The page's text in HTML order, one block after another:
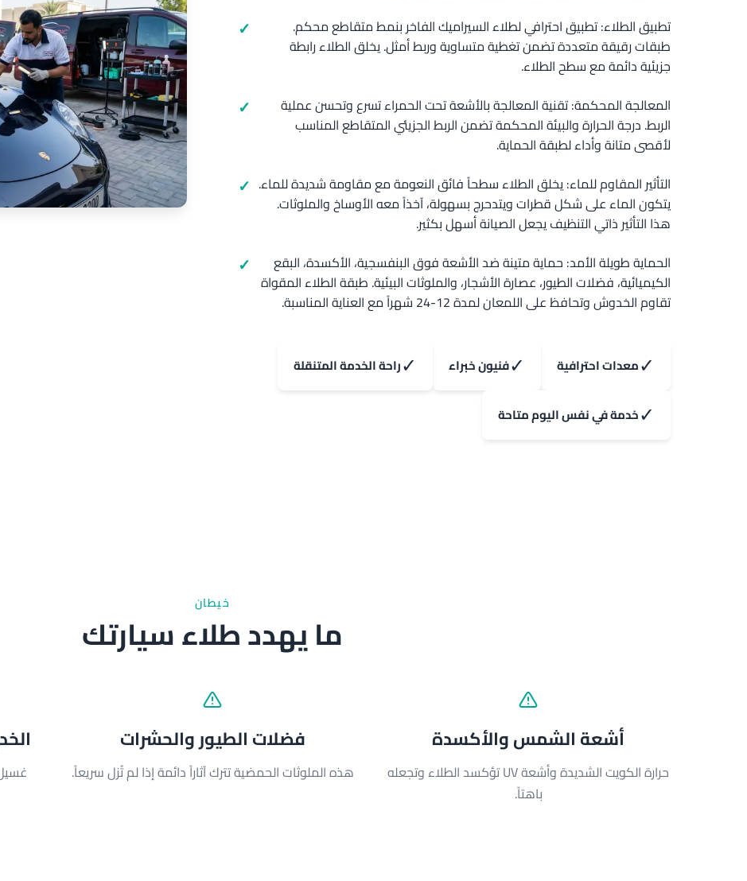
تطبيق الطلاء: تطبيق احترافي لطلاء السيراميك الفاخر بنمط متقاطع محكم.
طبقات رقيقة متعددة تضمن تغطية متساوية وربط أمثل. يخلق الطلاء رابطة
جزيئية دائمة مع سطح الطلاء.
المعالجة المحكمة: تقنية المعالجة بالأشعة تحت الحمراء تسرع وتحسن عملية
الربط. درجة الحرارة والبيئة المحكمة تضمن الربط الجزيئي المتقاطع المناسب
لأقصى متانة وأداء لطبقة الحماية.
التأثير المقاوم للماء: يخلق الطلاء سطحاً فائق النعومة مع مقاومة شديدة للماء.
يتكون الماء على شكل قطرات ويتدحرج بسهولة، آخذاً معه الأوساخ والملوثات.
هذا التأثير ذاتي التنظيف يجعل الصيانة أسهل بكثير.
الحماية طويلة الأمد: حماية متينة ضد الأشعة فوق البنفسجية، الأكسدة، البقع
الكيميائية، فضلات الطيور، عصارة الأشجار، والملوثات البيئية. طبقة الطلاء المقواة
تقاوم الخدوش وتحافظ على اللمعان لمدة 12-24 شهراً مع العناية المناسبة.
✓معدات احترافية ✓فنيون خبراء ✓راحة الخدمة المتنقلة
✓خدمة في نفس اليوم متاحة
خيطان
ما يهدد طلاء سيارتك
أشعة الشمس والأكسدة
حرارة الكويت الشديدة وأشعة UV تؤكسد الطلاء وتجعله
باهتاً.
فضلات الطيور والحشرات
هذه الملوثات الحمضية تترك آثاراً دائمة إذا لم تُزل سريعاً.